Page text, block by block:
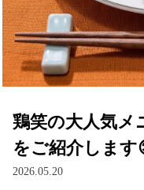
鶏笑の大人気メ
をご紹介します
2026.05.20